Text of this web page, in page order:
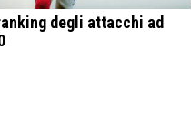
degli attacchi ad